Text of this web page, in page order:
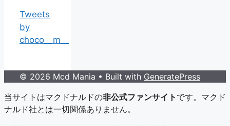
Tweets
by
choco__m__
© 2026 Mcd Mania • Built with GeneratePress
当サイトはマクドナルドの非公式ファンサイト です。マクド
ナルド社とは一切関係ありません。